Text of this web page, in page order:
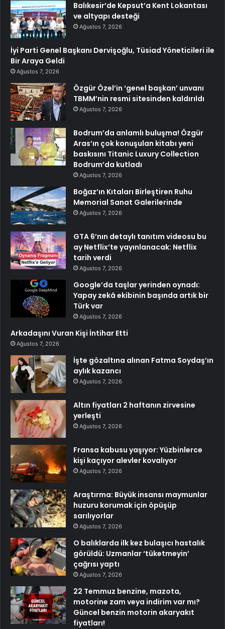
Balıkesir’de Kepsut’a Kent Lokantası
ve altyapı desteği
Ağustos 7, 2026
İyi Parti Genel Başkanı Dervişoğlu, Tüsiad Yöneticileri ile
Bir Araya Geldi
Ağustos 7, 2026
Özgür Özel’in ‘genel başkan’ unvanı
TBMM’nin resmi sitesinden kaldırıldı
Ağustos 7, 2026
Bodrum’da anlamlı buluşma! Özgür
Aras’ın çok konuşulan kitabı yeni
baskısını Titanic Luxury Collection
Bodrum’da kutladı
Ağustos 7, 2026
Boğaz’ın Kıtaları Birleştiren Ruhu
Memorial Sanat Galerilerinde
Ağustos 7, 2026
GTA 6’nın detaylı tanıtım videosu bu
ay Netflix’te yayınlanacak: Netflix
tarih verdi
Ağustos 7, 2026
Google’da taşlar yerinden oynadı:
Yapay zekâ ekibinin başında artık bir
Türk var
Ağustos 7, 2026
Arkadaşını Vuran Kişi İntihar Etti
Ağustos 7, 2026
İşte gözaltına alınan Fatma Soydaş’ın
aylık kazancı
Ağustos 7, 2026
Altın fiyatları 2 haftanın zirvesine
yerleşti
Ağustos 7, 2026
Fransa kabusu yaşıyor: Yüzbinlerce
kişi kaçıyor alevler kovalıyor
Ağustos 7, 2026
Araştırma: Büyük insansı maymunlar
huzuru korumak için öpüşüp
sarılıyorlar
Ağustos 7, 2026
O balıklarda ilk kez bulaşıcı hastalık
görüldü: Uzmanlar ‘tüketmeyin’
çağrısı yaptı
Ağustos 7, 2026
22 Temmuz benzine, mazota,
motorine zam veya indirim var mı?
Güncel benzin motorin akaryakıt
fiyatları!